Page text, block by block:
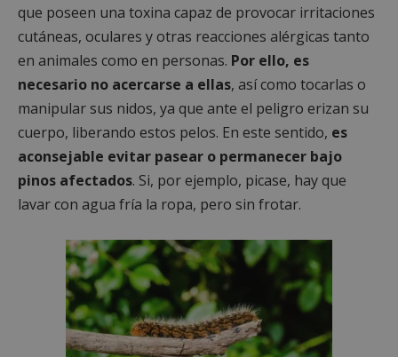
que poseen una toxina capaz de provocar irritaciones
cutáneas, oculares y otras reacciones alérgicas tanto
en animales como en personas. Por ello, es
necesario no acercarse a ellas, así como tocarlas o
manipular sus nidos, ya que ante el peligro erizan su
cuerpo, liberando estos pelos. En este sentido, es
aconsejable evitar pasear o permanecer bajo
pinos afectados. Si, por ejemplo, picase, hay que
lavar con agua fría la ropa, pero sin frotar.